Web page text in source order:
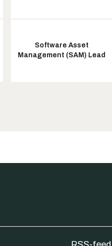
Software Asset
Management (SAM) Lead